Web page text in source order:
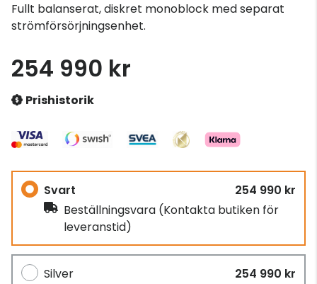
Fullt balanserat, diskret monoblock med separat
strömförsörjningsenhet.
254 990 kr
Prishistorik
Svart
254 990 kr
Beställningsvara (Kontakta butiken för
leveranstid)
Silver
254 990 kr